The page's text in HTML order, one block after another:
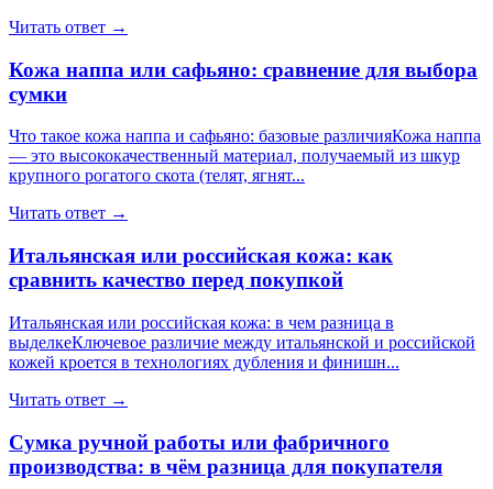
Читать ответ →
Кожа наппа или сафьяно: сравнение для выбора
сумки
Что такое кожа наппа и сафьяно: базовые различияКожа наппа
— это высококачественный материал, получаемый из шкур
крупного рогатого скота (телят, ягнят...
Читать ответ →
Итальянская или российская кожа: как
сравнить качество перед покупкой
Итальянская или российская кожа: в чем разница в
выделкеКлючевое различие между итальянской и российской
кожей кроется в технологиях дубления и финишн...
Читать ответ →
Сумка ручной работы или фабричного
производства: в чём разница для покупателя